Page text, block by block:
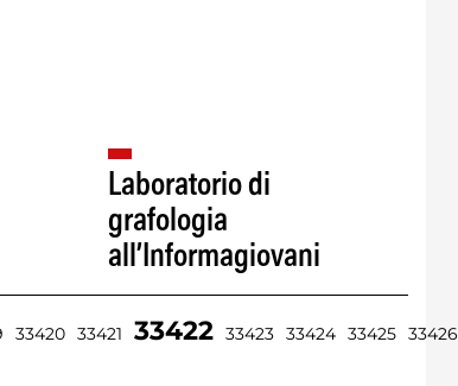
Laboratorio di
grafologia
all’Informagiovani
33420 33421 33422 33423 33424 33425 33426